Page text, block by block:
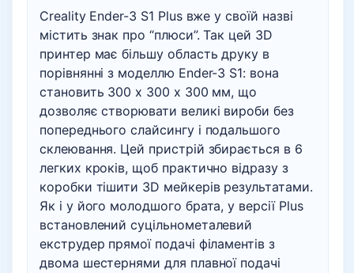
Creality Ender-3 S1 Plus вже у своїй назві
містить знак про “плюси”. Так цей 3D
принтер має більшу область друку в
порівнянні з моделлю Ender-3 S1: вона
становить 300 х 300 х 300 мм, що
дозволяє створювати великі вироби без
попереднього слайсингу і подальшого
склеювання. Цей пристрій збирається в 6
легких кроків, щоб практично відразу з
коробки тішити 3D мейкерів результатами.
Як і у його молодшого брата, у версії Plus
встановлений суцільнометалевий
екструдер прямої подачі філаментів з
двома шестернями для плавної подачі